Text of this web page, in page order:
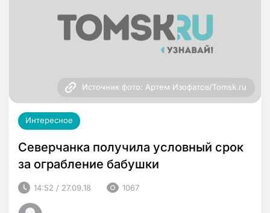
Источник фото: Артем Изофатов/Tomsk.ru
Интересное
Северчанка получила условный срок
за ограбление бабушки
14:52 / 27.09.18 1067